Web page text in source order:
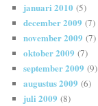
januari 2010 (5)
december 2009 (7)
november 2009 (7)
oktober 2009 (7)
september 2009 (9)
augustus 2009 (6)
juli 2009 (8)